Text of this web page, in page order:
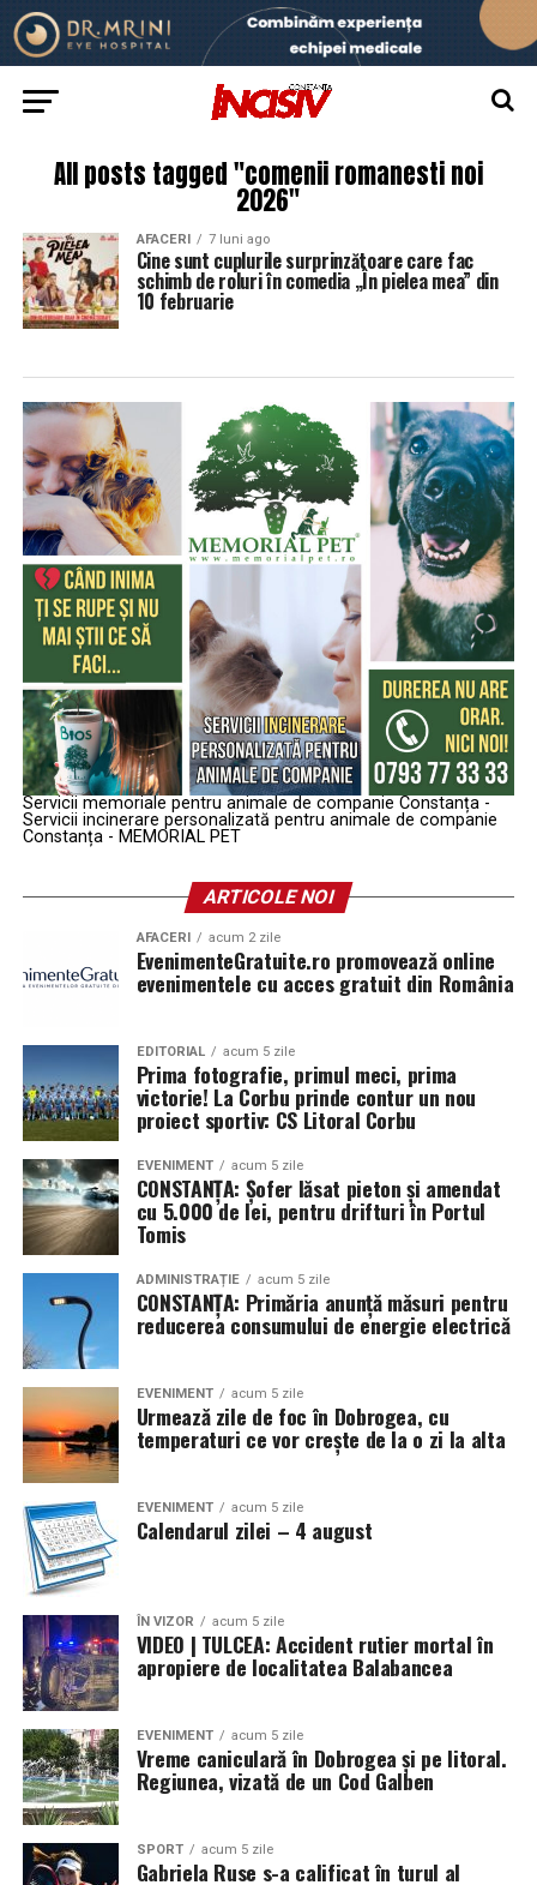
All posts tagged "comenii romanesti noi
2026"
AFACERI 7 luni ago
Cine sunt cuplurile surprinzătoare care fac
schimb de roluri în comedia „În pielea mea” din
10 februarie
Servicii memoriale pentru animale de companie Constanța -
Servicii incinerare personalizată pentru animale de companie
Constanța - MEMORIAL PET
ARTICOLE NOI
AFACERI acum 2 zile
EvenimenteGratuite.ro promovează online
evenimentele cu acces gratuit din România
EDITORIAL acum 5 zile
Prima fotografie, primul meci, prima
victorie! La Corbu prinde contur un nou
proiect sportiv: CS Litoral Corbu
EVENIMENT acum 5 zile
CONSTANȚA: Șofer lăsat pieton și amendat
cu 5.000 de lei, pentru drifturi în Portul
Tomis
ADMINISTRAȚIE acum 5 zile
CONSTANȚA: Primăria anunță măsuri pentru
reducerea consumului de energie electrică
EVENIMENT acum 5 zile
Urmează zile de foc în Dobrogea, cu
temperaturi ce vor crește de la o zi la alta
EVENIMENT acum 5 zile
Calendarul zilei – 4 august
ÎN VIZOR acum 5 zile
VIDEO | TULCEA: Accident rutier mortal în
apropiere de localitatea Balabancea
EVENIMENT acum 5 zile
Vreme caniculară în Dobrogea și pe litoral.
Regiunea, vizată de un Cod Galben
SPORT acum 5 zile
Gabriela Ruse s-a calificat în turul al